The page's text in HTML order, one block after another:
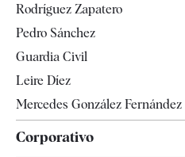
Televisión
Rodríguez Zapatero
Pedro Sánchez
Guardia Civil
Leire Díez
Mercedes González Fernández
Corporativo